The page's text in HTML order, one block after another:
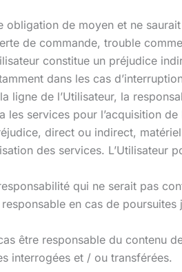
obligation de moyen et ne
de commande, trouble
constitue un préjudice
dans les cas
ligne de l’Utilisateur, la
les services pour l’acquisition
direct ou indirect,
des services.
qui ne serait pas
en cas de
être responsable du contenu
interrogées et / ou transférées.